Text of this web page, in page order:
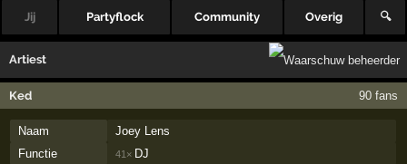
Jij Partyflock Community Overig 🔍
Artiest
Ked 90 fans
Naam
Joey Lens
Functie
41× DJ